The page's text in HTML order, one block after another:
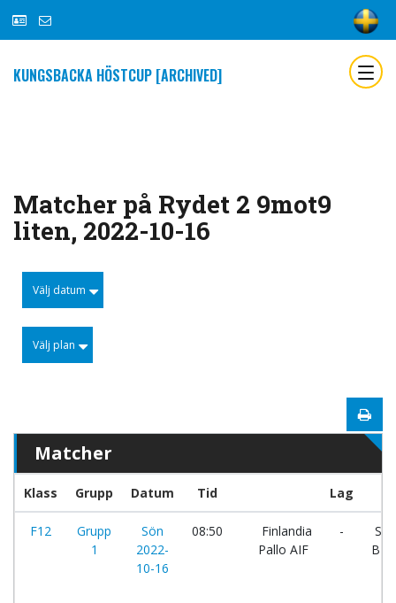
KUNGSBACKA HÖSTCUP [ARCHIVED]
Matcher på Rydet 2 9mot9
liten, 2022-10-16
Välj datum
Välj plan
Matcher
Klass Grupp Datum Tid Lag
F12
Grupp
1
Sön
2022-
10-16
08:50
Finlandia
Pallo AIF
-